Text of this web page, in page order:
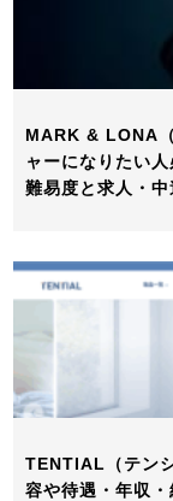
MARK & LONA
ャーになりたい
難易度と求人・
TENTIAL（テン
容や待遇・年収・